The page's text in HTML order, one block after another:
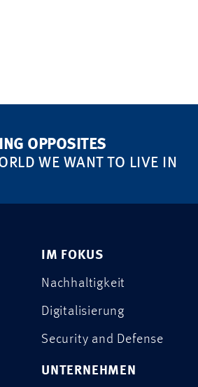
OPPOSITES
WE WANT TO LIVE IN
IM FOKUS
Nachhaltigkeit
Digitalisierung
Security and Defense
UNTERNEHMEN